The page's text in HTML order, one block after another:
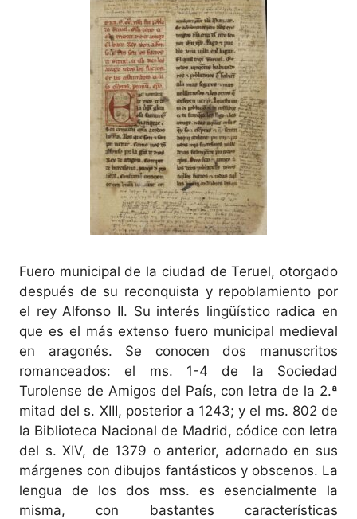
Fuero municipal de la ciudad de Teruel, otorgado
después de su reconquista y repoblamiento por
el rey Alfonso II. Su interés lingüístico radica en
que es el más extenso fuero municipal medieval
en aragonés. Se conocen dos manuscritos
romanceados: el ms. 1-4 de la Sociedad
Turolense de Amigos del País, con letra de la 2.ª
mitad del s. XIII, posterior a 1243; y el ms. 802 de
la Biblioteca Nacional de Madrid, códice con letra
del s. XIV, de 1379 o anterior, adornado en sus
márgenes con dibujos fantásticos y obscenos. La
lengua de los dos mss. es esencialmente la
misma, con bastantes características